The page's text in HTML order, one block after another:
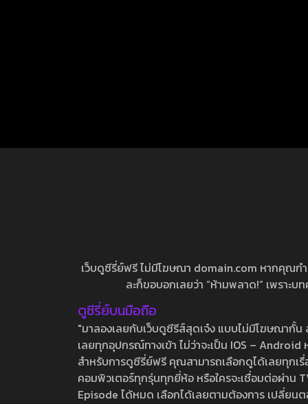
เว็บดูซีรี่ย์ฟรี ไม่มีโฆษณา domain.com หากคุณก
ละก็ขอบอกเลยว่า “ห้ามพลาด!” เพราะ
ดูซีรี่ย์บนมือถือ
"มาลองเลยกับเว็บดูซีรีส์สุดเจ๋ง แบบไม่มีโฆษณากั้
เลยทุกอุปกรณ์ทางเข้า ไม่ว่าจะเป็น IOS –
สำหรับการดูซีรี่ย์ฟรี คุณสามารถเลือกดูได้เลยทุกเ
คอมพิวเตอร์ทุกรุ่นทุกยี่ห้อ หรือใครจะเชื่อมต่อผ่าน
Episode ได้หมด เลือกได้เลยตามต้องการ เปลี่ยน